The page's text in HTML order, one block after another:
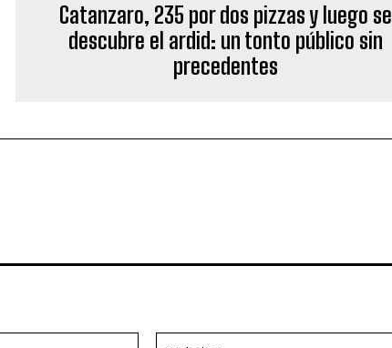
Catanzaro, 235 por dos pizzas y luego se
descubre el ardid: un tonto público sin
precedentes